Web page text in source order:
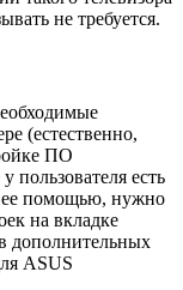
не требуется.
(естественно,
ПО
пользователя есть
ее помощью, нужно
на вкладке
дополнительных